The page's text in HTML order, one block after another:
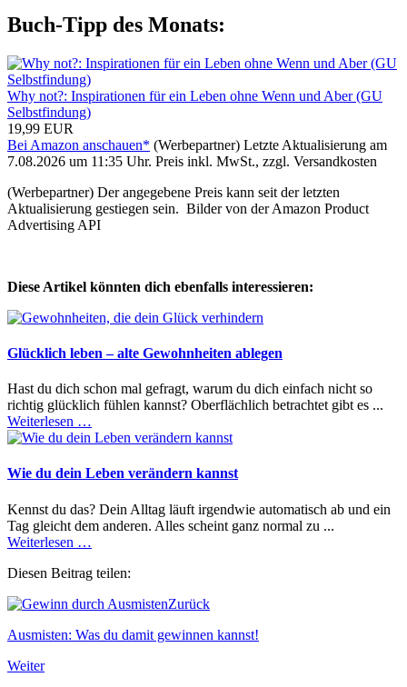
Buch-Tipp des Monats:
Why not?: Inspirationen für ein Leben ohne Wenn und Aber (GU
Selbstfindung)
19,99 EUR
Bei Amazon anschauen* (Werbepartner) Letzte Aktualisierung am
7.08.2026 um 11:35 Uhr. Preis inkl. MwSt., zzgl. Versandkosten
(Werbepartner) Der angegebene Preis kann seit der letzten
Aktualisierung gestiegen sein. Bilder von der Amazon Product
Advertising API
Diese Artikel könnten dich ebenfalls interessieren:
Glücklich leben – alte Gewohnheiten ablegen
Hast du dich schon mal gefragt, warum du dich einfach nicht so
richtig glücklich fühlen kannst? Oberflächlich betrachtet gibt es ...
Weiterlesen …
Wie du dein Leben verändern kannst
Kennst du das? Dein Alltag läuft irgendwie automatisch ab und ein
Tag gleicht dem anderen. Alles scheint ganz normal zu ...
Weiterlesen …
Diesen Beitrag teilen:
Zurück
Ausmisten: Was du damit gewinnen kannst!
Weiter